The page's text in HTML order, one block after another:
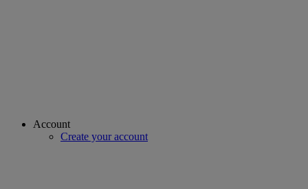
Account
Create your account